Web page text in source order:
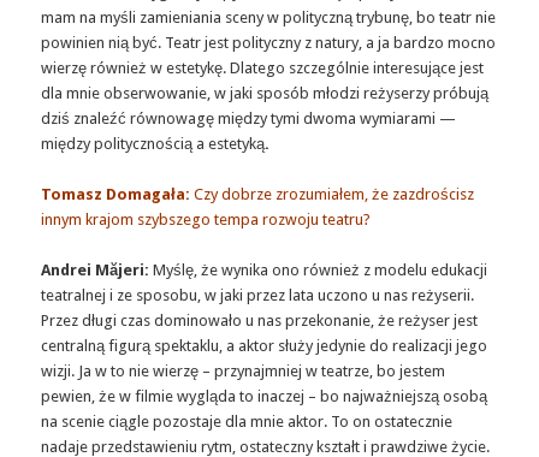
mam na myśli zamieniania sceny w polityczną trybunę, bo teatr nie
powinien nią być. Teatr jest polityczny z natury, a ja bardzo mocno
wierzę również w estetykę. Dlatego szczególnie interesujące jest
dla mnie obserwowanie, w jaki sposób młodzi reżyserzy próbują
dziś znaleźć równowagę między tymi dwoma wymiarami —
między politycznością a estetyką.
Tomasz Domagała: Czy dobrze zrozumiałem, że zazdrościsz
innym krajom szybszego tempa rozwoju teatru?
Andrei Măjeri: Myślę, że wynika ono również z modelu edukacji
teatralnej i ze sposobu, w jaki przez lata uczono u nas reżyserii.
Przez długi czas dominowało u nas przekonanie, że reżyser jest
centralną figurą spektaklu, a aktor służy jedynie do realizacji jego
wizji. Ja w to nie wierzę – przynajmniej w teatrze, bo jestem
pewien, że w filmie wygląda to inaczej – bo najważniejszą osobą
na scenie ciągle pozostaje dla mnie aktor. To on ostatecznie
nadaje przedstawieniu rytm, ostateczny kształt i prawdziwe życie.